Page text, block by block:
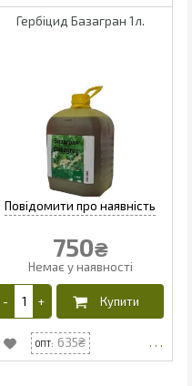
Гербіцид Базагран 1л.
750₴
635